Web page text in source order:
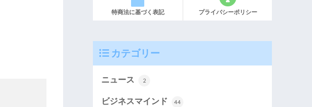
特商法に基づく表記 プライバシーポリシー
カテゴリー
ニュース 2
ビジネスマインド 44